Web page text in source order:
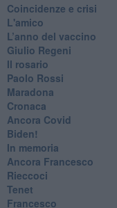
Coincidenze e crisi
L'amico
​L’anno del vaccino
Giulio Regeni
​Il rosario
Paolo Rossi
Maradona
Cronaca
​Ancora Covid
​Biden!
In memoria
​Ancora Francesco
Rieccoci
Tenet
Francesco